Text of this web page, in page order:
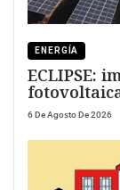
ENERGÍA
ECLIPSE:
6 De Agosto De 2026